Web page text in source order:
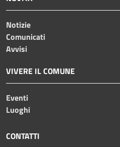
Notizie
Comunicati
Avvisi
VIVERE IL COMUNE
Eventi
Luoghi
CONTATTI